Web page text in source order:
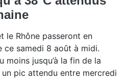
le Rhône passeront en
ce samedi 8 août à midi.
moins jusqu’à la fin de la
pic attendu entre mercredi